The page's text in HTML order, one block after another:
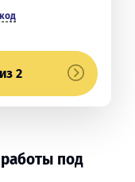
2
под